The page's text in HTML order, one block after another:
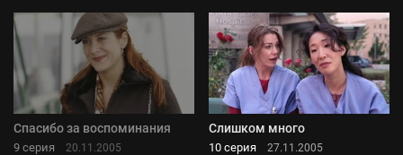
Спасибо за воспоминания
9 серия 20.11.2005
Слишком много
10 серия 27.11.2005